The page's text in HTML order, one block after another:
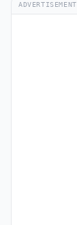
ADVERTISEMENT